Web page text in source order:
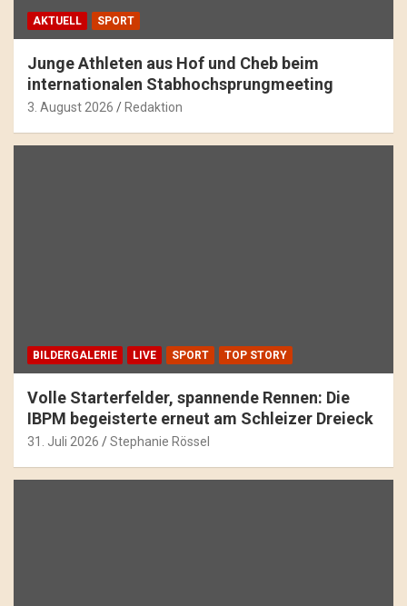
AKTUELL SPORT
Junge Athleten aus Hof und Cheb beim
internationalen Stabhochsprungmeeting
3. August 2026 Redaktion
BILDERGALERIE LIVE SPORT TOP STORY
Volle Starterfelder, spannende Rennen: Die
IBPM begeisterte erneut am Schleizer Dreieck
31. Juli 2026 Stephanie Rössel